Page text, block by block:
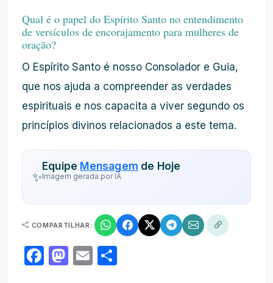
Qual é o papel do Espírito Santo no entendimento
de versículos de encorajamento para mulheres de
oração?
O Espírito Santo é nosso Consolador e Guia,
que nos ajuda a compreender as verdades
espirituais e nos capacita a viver segundo os
princípios divinos relacionados a este tema.
✨
Equipe Mensagem de Hoje
Imagem gerada por IA
COMPARTILHAR:
Facebook
Mastodon
Email